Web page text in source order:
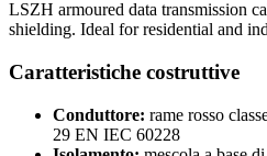
LSZH armoured data transmission
shielding. Ideal for residential and
Caratteristiche costruttive
Conduttore: rame rosso
29 EN IEC 60228